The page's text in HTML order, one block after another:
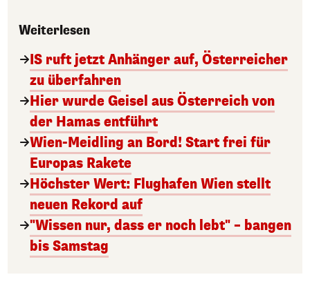
Weiterlesen
IS ruft jetzt Anhänger auf, Österreicher
zu überfahren
Hier wurde Geisel aus Österreich von
der Hamas entführt
Wien-Meidling an Bord! Start frei für
Europas Rakete
Höchster Wert: Flughafen Wien stellt
neuen Rekord auf
"Wissen nur, dass er noch lebt" – bangen
bis Samstag